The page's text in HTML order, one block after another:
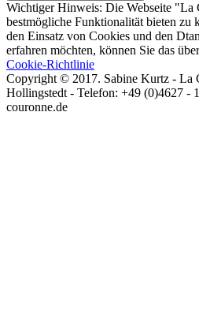
Wichtiger Hinweis: Die Webseite "La
bestmögliche Funktionalität bieten zu
den Einsatz von Cookies und den
erfahren möchten, können Sie das
Cookie-Richtlinie
Copyright © 2017. Sabine Kurtz - La
Hollingstedt - Telefon: +49 (0)4627 -
couronne.de